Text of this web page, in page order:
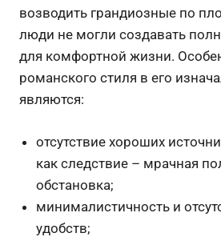
возводить грандиозные по
люди не могли создавать
для комфортной жизни.
романского стиля в его
являются:
отсутствие хороших
как следствие – мрачная
обстановка;
минималистичность и
удобств;